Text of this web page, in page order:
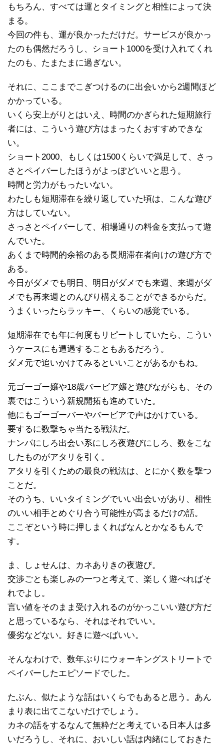
もちろん、すべては運とタイミングと相性によって決
まる。
今回の件も、運が良かっただけだ。サービスが良かっ
たのも偶然だろうし、ショート1000を受け入れてくれ
たのも、たまたまに過ぎない。
それに、ここまでこぎつけるのに出会いから2週間ほど
かかっている。
いくら安上がりとはいえ、時間のかぎられた短期旅行
者には、こういう遊び方はまったくおすすめできな
い。
ショート2000、もしくは1500くらいで満足して、さっ
さとペイバーしたほうがよっぽどいいと思う。
時間と労力がもったいない。
わたしも短期滞在を繰り返していた頃は、こんな遊び
方はしていない。
さっさとペイバーして、相場通りの料金を支払って遊
んでいた。
あくまで時間的余裕のある長期滞在者向けの遊び方で
ある。
今日がダメでも明日、明日がダメでも来週、来週がダ
メでも再来週とのんびり構えることができるからだ。
うまくいったらラッキー、くらいの感覚でいる。
短期滞在でも年に何度もリピートしていたら、こうい
うケースにも遭遇することもあるだろう。
ダメ元で追いかけてみるといいことがあるかもね。
元ゴーゴー嬢や18歳バービア嬢と遊びながらも、その
裏ではこういう新規開拓も進めていた。
他にもゴーゴーバーやバービアで声はかけている。
要するに数撃ちゃ当たる戦法だ。
ナンパにしろ出会い系にしろ夜遊びにしろ、数をこな
したものがアタリを引く。
アタリを引くための最良の戦法は、とにかく数を撃つ
ことだ。
そのうち、いいタイミングでいい出会いがあり、相性
のいい相手とめぐり合う可能性が高まるだけの話。
ここぞという時に押しまくればなんとかなるもんで
す。
ま、しょせんは、カネありきの夜遊び。
交渉ごとも楽しみの一つと考えて、楽しく遊べればそ
れでよし。
言い値をそのまま受け入れるのがかっこいい遊び方だ
と思っているなら、それはそれでいい。
優劣などない。好きに遊べばいい。
そんなわけで、数年ぶりにウォーキングストリートで
ペイバーしたエピソードでした。
たぶん、似たような話はいくらでもあると思う。あん
まり表に出てこないだけでしょう。
カネの話をするなんて無粋だと考えている日本人は多
いだろうし、それに、おいしい話は内緒にしておきた